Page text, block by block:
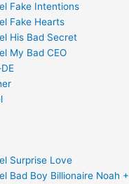
Fake Intentions
Fake Hearts
His Bad Secret
My Bad CEO
Surprise Love
Bad Boy Billionaire Noah